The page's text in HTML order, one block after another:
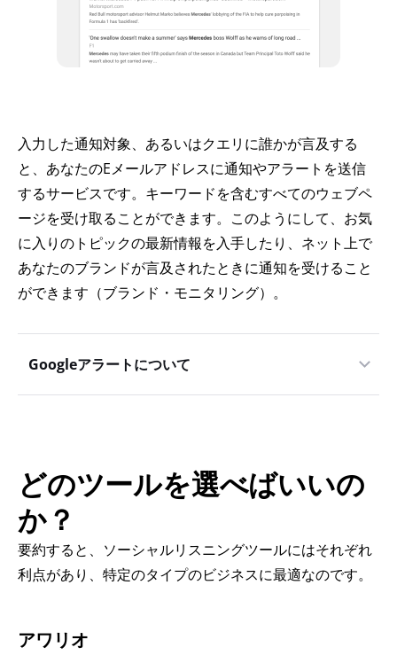
入力した通知対象、あるいはクエリに誰かが言及する
と、あなたのEメールアドレスに通知やアラートを送信
するサービスです。キーワードを含むすべてのウェブペ
ージを受け取ることができます。このようにして、お気
に入りのトピックの最新情報を入手したり、ネット上で
あなたのブランドが言及されたときに通知を受けること
ができます（ブランド・モニタリング）。
Googleアラートについて
どのツールを選べばいいの
か？
要約すると、ソーシャルリスニングツールにはそれぞれ
利点があり、特定のタイプのビジネスに最適なのです。
アワリオ